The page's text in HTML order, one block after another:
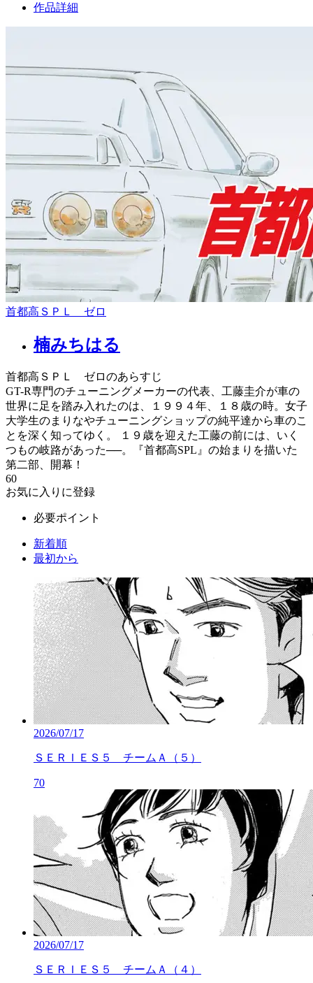
作品詳細
首都高ＳＰＬ ゼロ
楠みちはる
首都高ＳＰＬ ゼロのあらすじ
GT-R専門のチューニングメーカーの代表、工藤圭介が車の
世界に足を踏み入れたのは、１９９４年、１８歳の時。女子
大学生のまりなやチューニングショップの純平達から車のこ
とを深く知ってゆく。 １９歳を迎えた工藤の前には、いく
つもの岐路があった──。『首都高SPL』の始まりを描いた
第二部、開幕！
60
お気に入りに登録
必要ポイント
新着順
最初から
2026/07/17
ＳＥＲＩＥＳ５ チームＡ（５）
70
2026/07/17
ＳＥＲＩＥＳ５ チームＡ（４）